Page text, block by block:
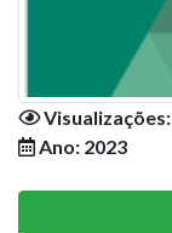
Visualizações:
Ano: 2023